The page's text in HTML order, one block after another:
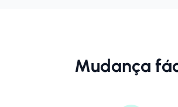
Mudança